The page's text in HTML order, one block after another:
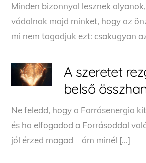
Minden bizonnyal lesznek
vádolnak majd minket, hogy az
mi nem tagadjuk ezt: csakugyan
A szeretet
belső
Ne feledd, hogy a Forrásenergia
és ha elfogadod a Forrásoddal
jól érzed magad – ám minél […]